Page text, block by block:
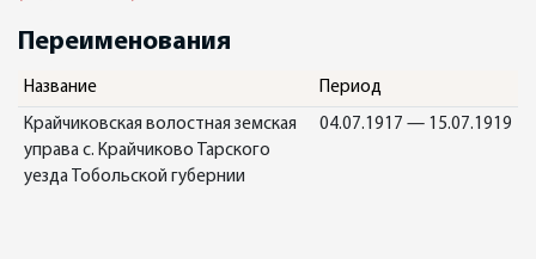
Переименования
Название Период
Крайчиковская волостная земская
управа с. Крайчиково Тарского
уезда Тобольской губернии
04.07.1917 — 15.07.1919